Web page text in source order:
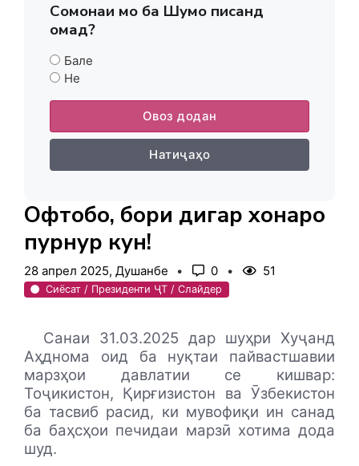
Сомонаи мо ба Шумо писанд
омад?
Бале
Не
Овоз додан
Натиҷаҳо
Офтобо, бори дигар хонаро
пурнур кун!
28 апрел 2025, Душанбе 0 51
Сиёсат / Президенти ҶТ / Слайдер
Санаи 31.03.2025 дар шуҳри Хуҷанд
Аҳднома оид ба нуқтаи пайвастшавии
марзҳои давлатии се кишвар:
Тоҷикистон, Қирғизистон ва Ӯзбекистон
ба тасвиб расид, ки мувофиқи ин санад
ба баҳсҳои печидаи марзӣ хотима дода
шуд.